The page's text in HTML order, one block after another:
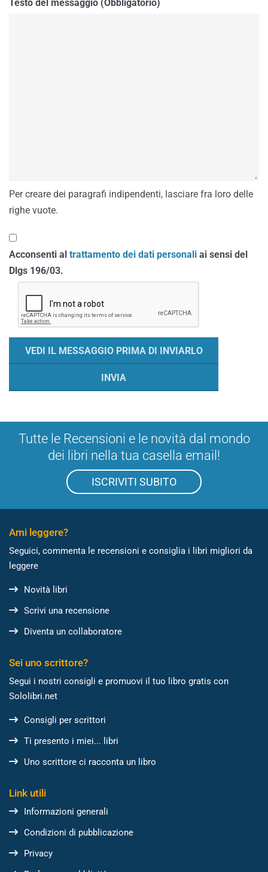
Testo del messaggio (Obbligatorio)
Per creare dei paragrafi indipendenti, lasciare fra loro delle
righe vuote.
Acconsenti al trattamento dei dati personali ai sensi del
Dlgs 196/03.
Tutte le Recensioni e le novità dal mondo
dei libri nella tua casella email!
ISCRIVITI SUBITO
Ami leggere?
Seguici, commenta le recensioni e consiglia i libri migliori da
leggere
Novità libri
Scrivi una recensione
Diventa un collaboratore
Sei uno scrittore?
Segui i nostri consigli e promuovi il tuo libro gratis con
Sololibri.net
Consigli per scrittori
Ti presento i miei... libri
Uno scrittore ci racconta un libro
Link utili
Informazioni generali
Condizioni di pubblicazione
Privacy